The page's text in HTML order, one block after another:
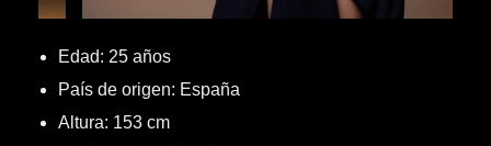
Edad: 25 años
País de origen: España
Altura: 153 cm